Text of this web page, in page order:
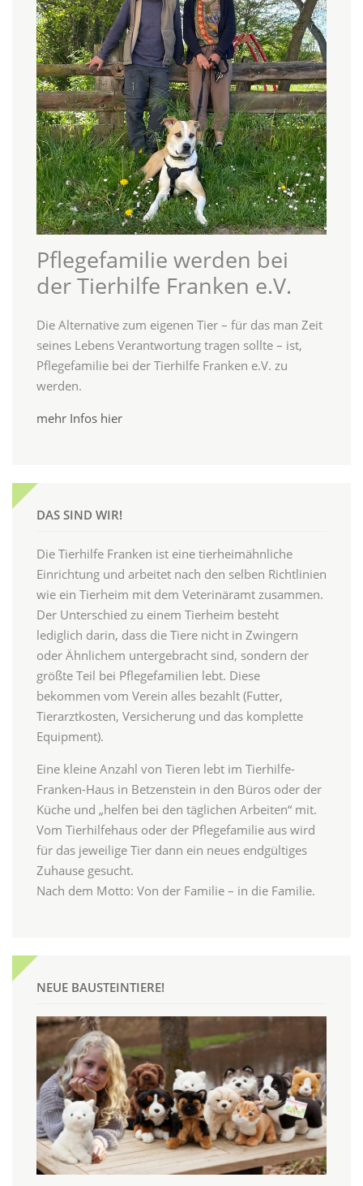
Pflegefamilie werden bei
der Tierhilfe Franken e.V.
Die Alternative zum eigenen Tier – für das man Zeit
seines Lebens Verantwortung tragen sollte – ist,
Pflegefamilie bei der Tierhilfe Franken e.V. zu
werden.
mehr Infos hier
DAS SIND WIR!
Die Tierhilfe Franken ist eine tierheimähnliche
Einrichtung und arbeitet nach den selben Richtlinien
wie ein Tierheim mit dem Veterinäramt zusammen.
Der Unterschied zu einem Tierheim besteht
lediglich darin, dass die Tiere nicht in Zwingern
oder Ähnlichem untergebracht sind, sondern der
größte Teil bei Pflegefamilien lebt. Diese
bekommen vom Verein alles bezahlt (Futter,
Tierarztkosten, Versicherung und das komplette
Equipment).
Eine kleine Anzahl von Tieren lebt im Tierhilfe-
Franken-Haus in Betzenstein in den Büros oder der
Küche und „helfen bei den täglichen Arbeiten“ mit.
Vom Tierhilfehaus oder der Pflegefamilie aus wird
für das jeweilige Tier dann ein neues endgültiges
Zuhause gesucht.
Nach dem Motto: Von der Familie – in die Familie.
NEUE BAUSTEINTIERE!